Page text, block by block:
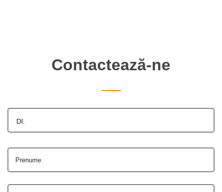
Contactează-ne
Dl.
Prenume